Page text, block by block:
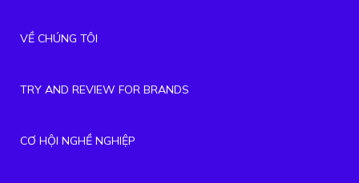
VỀ CHÚNG TÔI
TRY AND REVIEW FOR BRANDS
CƠ HỘI NGHỀ NGHIỆP